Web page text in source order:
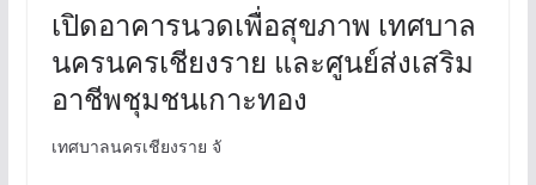
เปิดอาคารนวดเพื่อสุขภาพ เทศบาล
นครนครเชียงราย และศูนย์ส่งเสริม
อาชีพชุมชนเกาะทอง
เทศบาลนครเชียงราย จั